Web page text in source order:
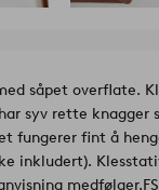
såpet overflate.
syv rette
fungerer fint å
inkludert).
medfølger.